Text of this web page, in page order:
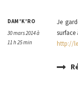
DAM'K'RO
30 mars 2014 à
11 h 25 min
Je
http://